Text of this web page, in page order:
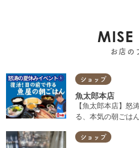
MISE
お店の
ショップ
魚太郎本店
【魚太郎本店】
る、本気の朝ごは
ショップ